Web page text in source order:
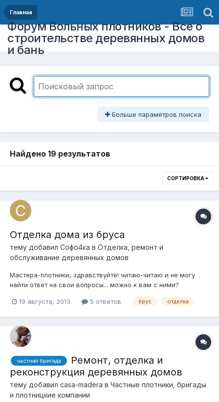
Главная
Форум Вольных плотников - Все о
строительстве деревянных домов
и бань
Больше параметров поиска
Найдено 19 результатов
СОРТИРОВКА
Отделка дома из бруса
тему добавил Софо4ка в Отделка, ремонт и
обслуживание деревянных домов
Мастера-плотники, здравствуйте! читаю-читаю и не могу
найти ответ на свои вопросы... можно к вам с ними?
сушки, полы черновые. Покрыли крышу металлочерепицей.
отоплением, чтоб..) Сейчас с...
19 августа, 2013 5 ответов брус отделка
частная бригада
Ремонт, отделка и
реконструкция деревянных домов
тему добавил casa-madera в Частные плотники, бригады
и плотницкие компании